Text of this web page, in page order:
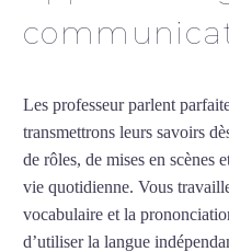
Les professeur parlent
transmettrons leurs savoirs
de rôles, de mises en scènes
vie quotidienne. Vous
vocabulaire et la
d’utiliser la langue